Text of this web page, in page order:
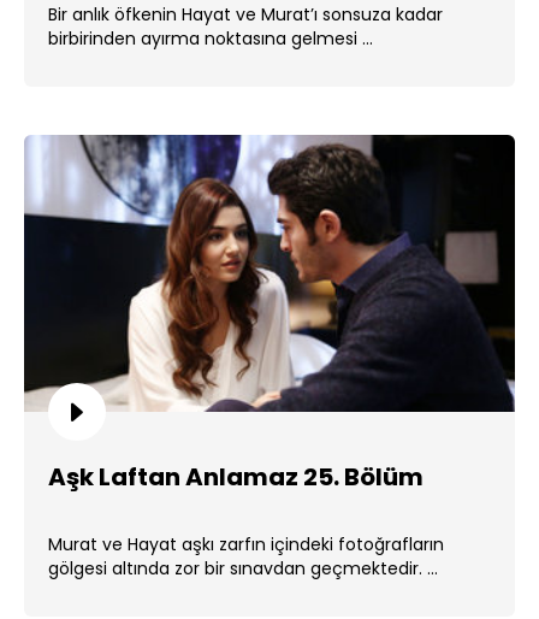
Bir anlık öfkenin Hayat ve Murat’ı sonsuza kadar
birbirinden ayırma noktasına gelmesi ...
Aşk Laftan Anlamaz 25. Bölüm
Murat ve Hayat aşkı zarfın içindeki fotoğrafların
gölgesi altında zor bir sınavdan geçmektedir. ...